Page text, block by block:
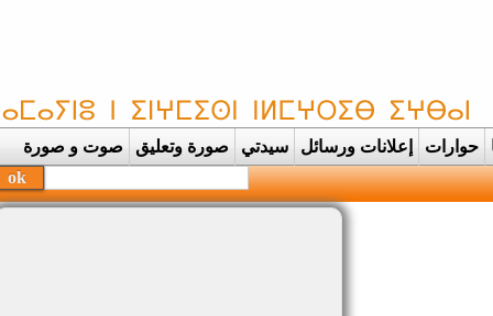
حوارات إعلانات ورسائل سيدتي صورة وتعليق صوت و صورة